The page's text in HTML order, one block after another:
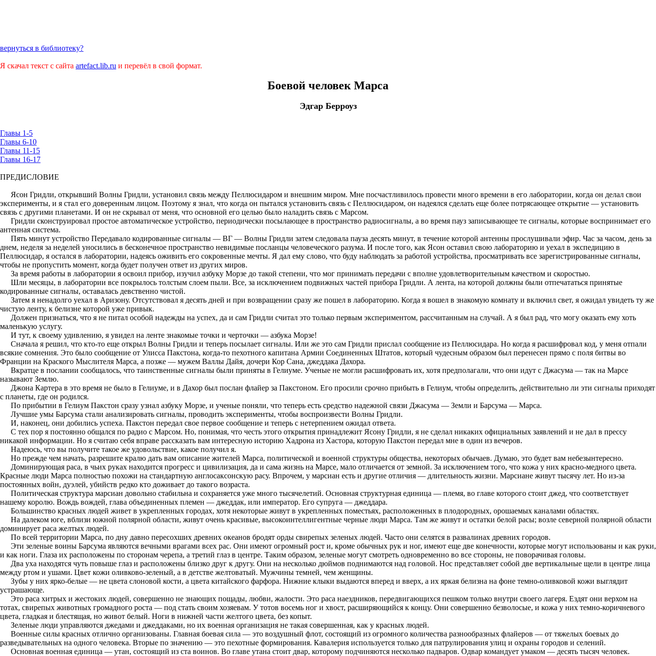
вернуться в библиотеку?
Я скачал текст с сайта artefact.lib.ru и перевёл в свой формат.
Боевой человек Марса
Эдгар Берроуз
Главы 1-5
Главы 6-10
Главы 11-15
Главы 16-17
ПРЕДИСЛОВИЕ
Ясон Гридли, открывший Волны Гридли, установил связь между Пеллюсидаром и внешним миром. Мне посчастливилось провести много времени в его лаборатории, когда он делал свои
эксперименты, и я стал его доверенным лицом. Поэтому я знал, что когда он пытался установить связь с Пеллюсидаром, он надеялся сделать еще более потрясающее открытие — установить
связь с другими планетами. И он не скрывал от меня, что основной его целью было наладить связь с Марсом.
Гридли сконструировал простое автоматическое устройство, периодически посылающее в пространство радиосигналы, а во время пауз записывающее те сигналы, которые воспринимает его
антенная система.
Пять минут устройство Передавало кодированные сигналы — ВГ — Волны Гридли затем следовала пауза десять минут, в течение которой антенны прослушивали эфир. Час за часом, день за
днем, неделя за неделей уносились в бесконечное пространство невидимые посланцы человеческого разума. И после того, как Ясон оставил свою лабораторию и уехал в экспедицию в
Пеллюсидар, я остался в лаборатории, надеясь оживить его сокровенные мечты. Я дал ему слово, что буду наблюдать за работой устройства, просматривать все зарегистрированные сигналы,
чтобы не пропустить момент, когда будет получен ответ из других миров.
За время работы в лаборатории я освоил прибор, изучил азбуку Морзе до такой степени, что мог принимать передачи с вполне удовлетворительным качеством и скоростью.
Шли месяцы, в лаборатории все покрылось толстым слоем пыли. Все, за исключением подвижных частей прибора Гридли. А лента, на которой должны были отпечататься принятые
кодированные сигналы, оставалась девственно чистой.
Затем я ненадолго уехал в Аризону. Отсутствовал я десять дней и при возвращении сразу же пошел в лабораторию. Когда я вошел в знакомую комнату и включил свет, я ожидал увидеть ту же
чистую ленту, к белизне которой уже привык.
Должен признаться, что я не питал особой надежды на успех, да и сам Гридли считал это только первым экспериментом, рассчитанным на случай. А я был рад, что могу оказать ему хоть
маленькую услугу.
И тут, к своему удивлению, я увидел на ленте знакомые точки и черточки — азбука Морзе!
Сначала я решил, что кто-то еще открыл Волны Гридли и теперь посылает сигналы. Или же это сам Гридли прислал сообщение из Пеллюсидара. Но когда я расшифровал код, у меня отпали
всякие сомнения. Это было сообщение от Улисса Пакстона, когда-то пехотного капитана Армии Соединенных Штатов, который чудесным образом был перенесен прямо с поля битвы во
Франции на Краского Мыслителя Марса, а позже — мужем Валлы Дайя, дочери Кор Сана, джеддака Дахора.
Вкратце в послании сообщалось, что таинственные сигналы были приняты в Гелиуме. Ученые не могли расшифровать их, хотя предполагали, что они идут с Джасума — так на Марсе
называют Землю.
Джона Картера в это время не было в Гелиуме, и в Дахор был послан флайер за Пакстоном. Его просили срочно прибыть в Гелиум, чтобы определить, действительно ли эти сигналы приходят
с планеты, где он родился.
По прибытии в Гелиум Пакстон сразу узнал азбуку Морзе, и ученые поняли, что теперь есть средство надежной связи Джасума — Земли и Барсума — Марса.
Лучшие умы Барсума стали анализировать сигналы, проводить эксперименты, чтобы воспроизвести Волны Гридли.
И, наконец, они добились успеха. Пакстон передал свое первое сообщение и теперь с нетерпением ожидал ответа.
С тех пор я постоянно общался по радио с Марсом. Но, понимая, что честь этого открытия принадлежит Ясону Гридли, я не сделал никаких официальных заявлений и не дал в прессу
никакой информации. Но я считаю себя вправе рассказать вам интересную историю Хадрона из Хастора, которую Пакстон передал мне в один из вечеров.
Надеюсь, что вы получите такое же удовольствие, какое получил я.
Но прежде чем начать, разрешите кралю дать вам описание жителей Марса, политической и военной структуры общества, некоторых обычаев. Думаю, это будет вам небезынтересно.
Доминирующая раса, в чьих руках находится прогресс и цивилизация, да и сама жизнь на Марсе, мало отличается от земной. За исключением того, что кожа у них красно-медного цвета.
Красные люди Марса полностью похожи на стандартную англосаксонскую расу. Впрочем, у марсиан есть и другие отличия — длительность жизни. Марсиане живут тысячу лет. Но из-за
постоянных войн, дуэлей, убийств редко кто доживает до такого возраста.
Политическая структура марсиан довольно стабильна и сохраняется уже много тысячелетий. Основная структурная единица — племя, во главе которого стоит джед, что соответствует
нашему королю. Вождь вождей, глава объединенных племен — джеддак, или император. Его супруга — джеддара.
Большинство красных людей живет в укрепленных городах, хотя некоторые живут в укрепленных поместьях, расположенных в плодородных, орошаемых каналами областях.
На далеком юге, вблизи южной полярной области, живут очень красивые, высокоинтеллигентные черные люди Марса. Там же живут и остатки белой расы; возле северной полярной области
доминирует раса желтых людей.
По всей территории Марса, по дну давно пересохших древних океанов бродят орды свирепых зеленых людей. Часто они селятся в развалинах древних городов.
Эти зеленые воины Барсума являются вечными врагами всех рас. Они имеют огромный рост и, кроме обычных рук и ног, имеют еще две конечности, которые могут использованы и как руки,
и как ноги. Глаза их расположены по сторонам черепа, а третий глаз в центре. Таким образом, зеленые могут смотреть одновременно во все стороны, не поворачивая головы.
Два уха находятся чуть повыше глаз и расположены близко друг к другу. Они на несколько дюймов поднимаются над головой. Нос представляет собой две вертикальные щели в центре лица
между ртом и ушами. Цвет кожи оливково-зеленый, а в детстве желтоватый. Мужчины темней, чем женщины.
Зубы у них ярко-белые — не цвета слоновой кости, а цвета китайского фарфора. Нижние клыки выдаются вперед и вверх, а их яркая белизна на фоне темно-оливковой кожи выглядит
устрашающе.
Это раса хитрых и жестоких людей, совершенно не знающих пощады, любви, жалости. Это раса наездников, передвигающихся пешком только внутри своего лагеря. Ездят они верхом на
тотах, свирепых животных громадного роста — под стать своим хозяевам. У тотов восемь ног и хвост, расширяющийся к концу. Они совершенно безволосые, и кожа у них темно-коричневого
цвета, гладкая и блестящая, но живот белый. Ноги в нижней части желтого цвета, без копыт.
Зеленые люди управляются джедами и джеддаками, но их военная организация не такая совершенная, как у красных людей.
Военные силы красных отлично организованы. Главная боевая сила — это воздушный флот, состоящий из огромного количества разнообразных флайеров — от тяжелых боевых до
разведывательных на одного человека. Вторые по значению — это пехотные формирования. Кавалерия используется только для патрулирования улиц и охраны городов и селений.
Основная военная единица — утан, состоящий из ста воинов. Во главе утана стоит двар, которому подчиняются несколько падваров. Одвар командует умаком — десять тысяч человек.